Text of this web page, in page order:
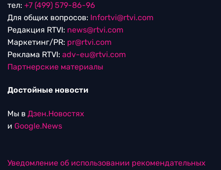
тел: +7 (499) 579-86-96
Для общих вопросов: Infortvi@rtvi.com
Редакция RTVI: news@rtvi.com
Маркетинг/PR: pr@rtvi.com
Реклама RTVI: adv-eu@rtvi.com
Партнерские материалы
Достойные новости
Мы в Дзен.Новостях
и Google.News
Уведомление об использовании рекомендательных